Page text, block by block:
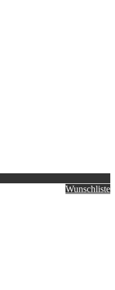
Wunschliste